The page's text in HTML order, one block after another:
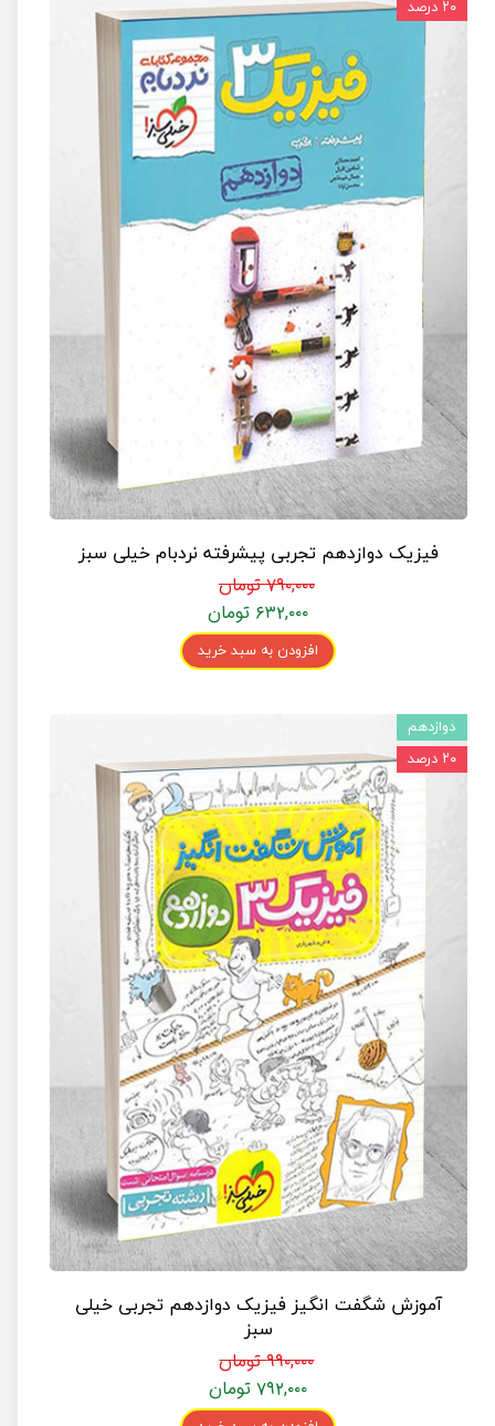
فیزیک دوازدهم تجربی پیشرفته نردبام خیلی سبز
۷۹۰,۰۰۰ تومان
۶۳۲,۰۰۰ تومان
افزودن به سبد خرید
۲۰ درصد
آموزش شگفت انگیز فیزیک دوازدهم تجربی خیلی
سبز
۹۹۰,۰۰۰ تومان
۷۹۲,۰۰۰ تومان
دوازدهم
۲۰ درصد